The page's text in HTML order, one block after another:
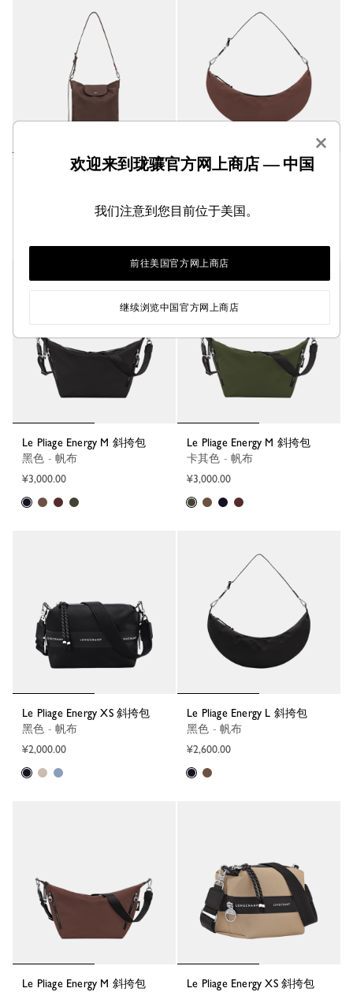
Le Pliage Xtra M 单肩包
Le Pliage Energy L 斜挎包
¥2,600.00
Le Pliage Energy M 斜挎包
黑色 - 帆布
¥3,000.00
Le Pliage Energy M 斜挎包
卡其色 - 帆布
¥3,000.00
Le Pliage Energy XS 斜挎包
黑色 - 帆布
¥2,000.00
Le Pliage Energy L 斜挎包
黑色 - 帆布
¥2,600.00
Le Pliage Energy M 斜挎包
Le Pliage Energy XS 斜挎包
×
欢迎来到珑骧官方网上商店 — 中国
我们注意到您目前位于美国。
前往美国官方网上商店
继续浏览中国官方网上商店